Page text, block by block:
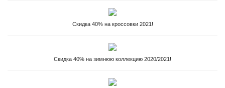
Скидка 40% на кроссовки 2021!
Скидка 40% на зимнюю коллекцию 2020/2021!